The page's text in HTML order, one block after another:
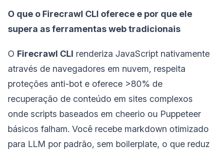
O que o Firecrawl CLI oferece e por que ele
supera as ferramentas web tradicionais
O Firecrawl CLI renderiza JavaScript nativamente
através de navegadores em nuvem, respeita
proteções anti-bot e oferece >80% de
recuperação de conteúdo em sites complexos
onde scripts baseados em cheerio ou Puppeteer
básicos falham. Você recebe markdown otimizado
para LLM por padrão, sem boilerplate, o que reduz